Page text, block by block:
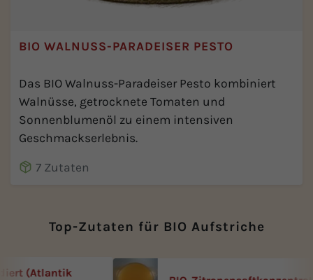
BIO WALNUSS-PARADEISER PESTO
Das BIO Walnuss-Paradeiser Pesto kombiniert
Walnüsse, getrocknete Tomaten und
Sonnenblumenöl zu einem intensiven
Geschmackserlebnis.
7 Zutaten
Top-Zutaten für BIO Aufstriche
(Atlantik